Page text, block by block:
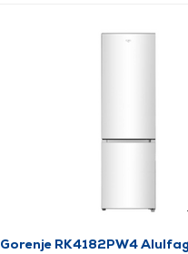
Gorenje RK4182PW4